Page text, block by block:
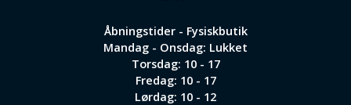
Åbningstider - Fysiskbutik
Mandag - Onsdag: Lukket
Torsdag: 10 - 17
Fredag: 10 - 17
Lørdag: 10 - 12